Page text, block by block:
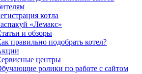
котла
«Лемакс»
и обзоры
правильно подобрать котел?
центры
ролики по работе с сайтом